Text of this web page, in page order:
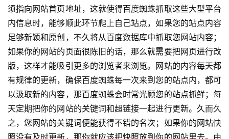
须指向网站首页地址，这就使得百度蜘蛛抓取这些大型平台
内信息时，能够顺此环节爬上自己站点，如果您的站点内容
足够新颖和原创，不久将从百度数据库中抓取您网站内容；
如果你的网站的页面很陈旧的话，那么就需要把网页进行改
版，这样才能吸引更多的浏览者来浏览。 网站的内容每天都
有规律的更新，确保百度蜘蛛每一次来到您的站点内，都可
以汲取新的内容，那百度蜘蛛会时常光顾您的站点抓鲜； 每
天定期把你的网站的关键词和超链接一起进行更新。 久而久
之，您网站的关键词便能获得不错的名次； 如果你的网站快
照没有及时更新，那你就应该把快照放到你的网站里去。 由